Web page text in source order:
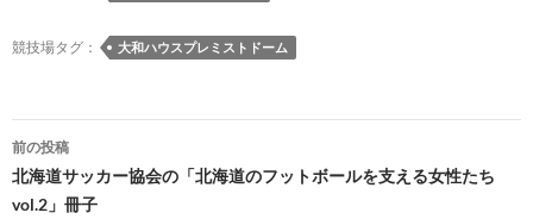
競技場タグ： 大和ハウスプレミストドーム
投
稿
前の投稿
北海道サッカー協会の「北海道のフットボールを支える女性たち
vol.2」冊子